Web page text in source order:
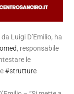
Luigi D’Emilio, ha
, responsabile
le
#strutture